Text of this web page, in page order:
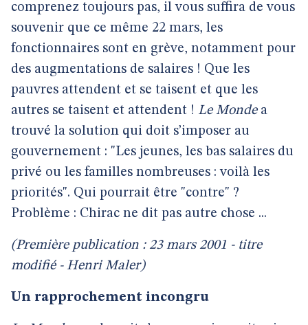
comprenez toujours pas, il vous suffira de vous
souvenir que ce même 22 mars, les
fonctionnaires sont en grève, notamment pour
des augmentations de salaires ! Que les
pauvres attendent et se taisent et que les
autres se taisent et attendent ! Le Mondea
trouvé la solution qui doit s’imposer au
gouvernement : "Les jeunes, les bas salaires du
privé ou les familles nombreuses : voilà les
priorités". Qui pourrait être "contre" ?
Problème : Chirac ne dit pas autre chose ...
(Première publication : 23 mars 2001 - titre
modifié - Henri Maler)
Un rapprochement incongru